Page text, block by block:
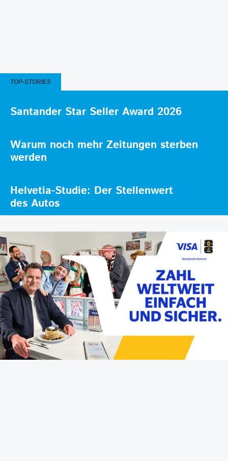
TOP-STORIES
Santander Star Seller Award 2026
Warum noch mehr Zeitungen sterben
werden
Helvetia-Studie: Der Stellenwert
des Autos